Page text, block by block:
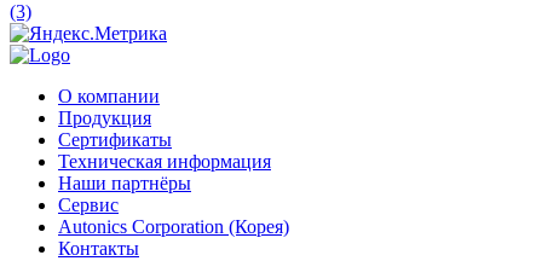
(3)
О компании
Продукция
Сертификаты
Техническая информация
Наши партнёры
Сервис
Autonics Corporation (Корея)
Контакты